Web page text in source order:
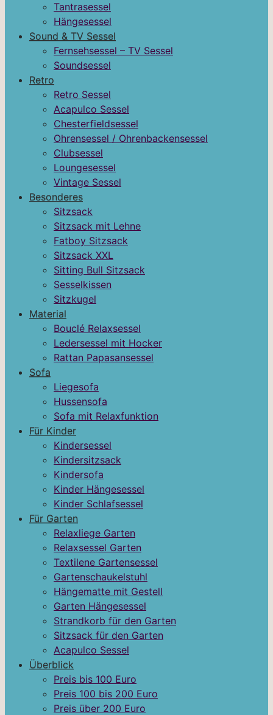
Tantrasessel
Hängesessel
Sound & TV Sessel
Fernsehsessel – TV Sessel
Soundsessel
Retro
Retro Sessel
Acapulco Sessel
Chesterfieldsessel
Ohrensessel / Ohrenbackensessel
Clubsessel
Loungesessel
Vintage Sessel
Besonderes
Sitzsack
Sitzsack mit Lehne
Fatboy Sitzsack
Sitzsack XXL
Sitting Bull Sitzsack
Sesselkissen
Sitzkugel
Material
Bouclé Relaxsessel
Ledersessel mit Hocker
Rattan Papasansessel
Sofa
Liegesofa
Hussensofa
Sofa mit Relaxfunktion
Für Kinder
Kindersessel
Kindersitzsack
Kindersofa
Kinder Hängesessel
Kinder Schlafsessel
Für Garten
Relaxliege Garten
Relaxsessel Garten
Textilene Gartensessel
Gartenschaukelstuhl
Hängematte mit Gestell
Garten Hängesessel
Strandkorb für den Garten
Sitzsack für den Garten
Acapulco Sessel
Überblick
Preis bis 100 Euro
Preis 100 bis 200 Euro
Preis über 200 Euro